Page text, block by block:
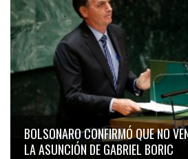
BOLSONARO CONFIRMÓ QUE NO
LA ASUNCIÓN DE GABRIEL BORIC